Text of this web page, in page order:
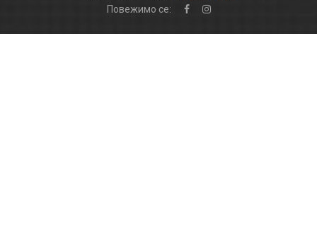
Повежимо се: